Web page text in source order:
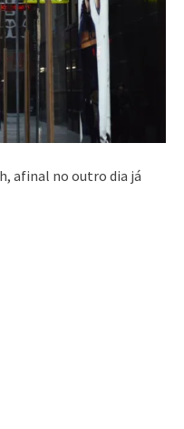
afinal no outro dia já